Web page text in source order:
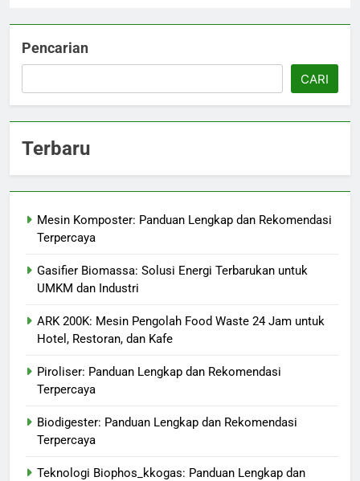
Pencarian
CARI
Terbaru
Mesin Komposter: Panduan Lengkap dan Rekomendasi
Terpercaya
Gasifier Biomassa: Solusi Energi Terbarukan untuk
UMKM dan Industri
ARK 200K: Mesin Pengolah Food Waste 24 Jam untuk
Hotel, Restoran, dan Kafe
Piroliser: Panduan Lengkap dan Rekomendasi
Terpercaya
Biodigester: Panduan Lengkap dan Rekomendasi
Terpercaya
Teknologi Biophos_kkogas: Panduan Lengkap dan